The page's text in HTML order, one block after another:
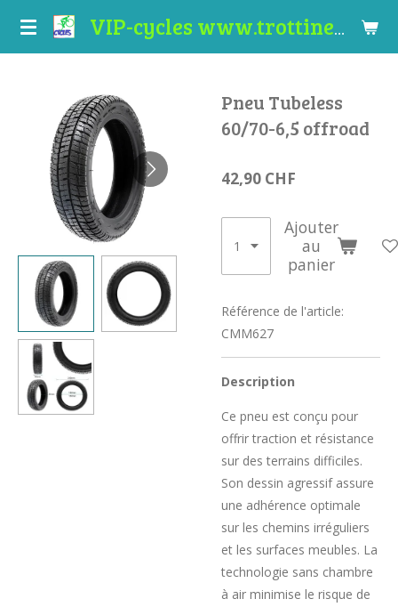
Passer
VIP-cycles www.trottinettes-valais.ch
Pneu Tubeless
60/70-6,5 offroad
42,90 CHF
Ajouter
au
panier
Référence de l'article:
CMM627
Description
Ce pneu est conçu pour
offrir traction et résistance
sur des terrains difficiles.
Son dessin agressif assure
une adhérence optimale
sur les chemins irréguliers
et les surfaces meubles. La
technologie sans chambre
à air minimise le risque de